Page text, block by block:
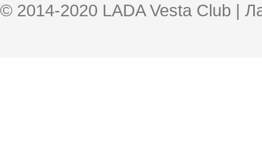
© 2014-2020 LADA Vesta Club |